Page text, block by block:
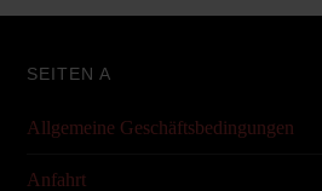
SEITEN A
Allgemeine Geschäftsbedingungen
Anfahrt